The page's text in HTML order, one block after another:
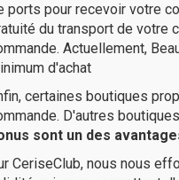
ports pour recevoir votre
du transport de votre
Actuellement,
d'achat
certaines boutiques
D'autres
sont un des
CeriseClub, nous nous